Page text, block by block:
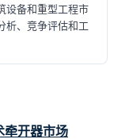
设备和重型工程市
析、竞争评估和工
牵开器市场